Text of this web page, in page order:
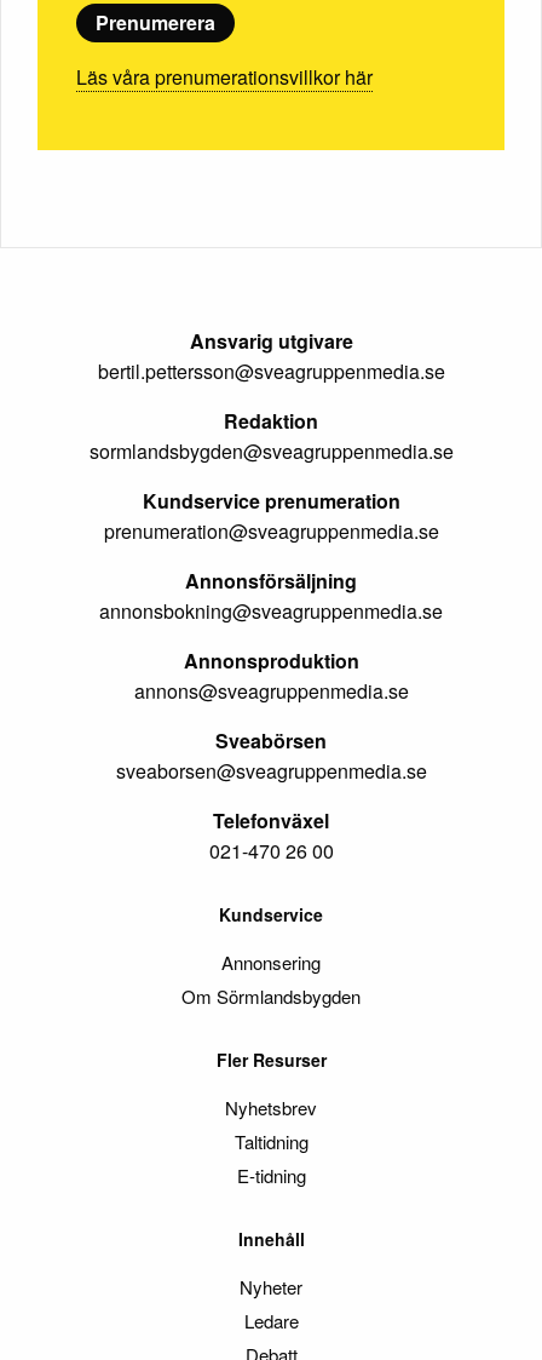
Prenumerera
Läs våra prenumerationsvillkor här
Ansvarig utgivare
bertil.pettersson@sveagruppenmedia.se
Redaktion
sormlandsbygden@sveagruppenmedia.se
Kundservice prenumeration
prenumeration@sveagruppenmedia.se
Annonsförsäljning
annonsbokning@sveagruppenmedia.se
Annonsproduktion
annons@sveagruppenmedia.se
Sveabörsen
sveaborsen@sveagruppenmedia.se
Telefonväxel
021-470 26 00
Kundservice
Annonsering
Om Sörmlandsbygden
Fler Resurser
Nyhetsbrev
Taltidning
E-tidning
Innehåll
Nyheter
Ledare
Debatt